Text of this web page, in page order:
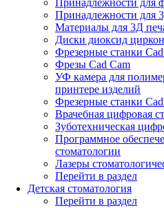
Принадлежности для
Принадлежности для
Материалы для 3Д
Диски диоксид
Фрезерные станки
Фрезы Cad Cam
УФ камера для
принтере изделий
Фрезерные станки
Врачебная цифровая
Зуботехническая
Программное
стоматологии
Лазеры
Перейти в раздел
Детская стоматология
Перейти в раздел